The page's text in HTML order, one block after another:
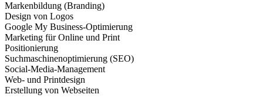
Markenbildung (Branding)
Design von Logos
Google My Business-Optimierung
Marketing für Online und Print
Positionierung
Suchmaschinenoptimierung (SEO)
Social-Media-Management
Web- und Printdesign
Erstellung von Webseiten